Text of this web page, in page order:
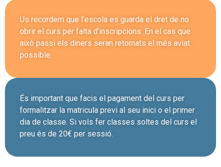
Us recordem que l’escola es guarda el dret de no
obrir el curs per falta d’inscripcions. En el cas que
això passi els diners seran retornats el més aviat
possible.
És important que facis el pagament del curs per
formalitzar la matricula previ al seu inici o el primer
dia de classe. Si vols fer classes soltes del curs el
preu és de 20€ per sessió.